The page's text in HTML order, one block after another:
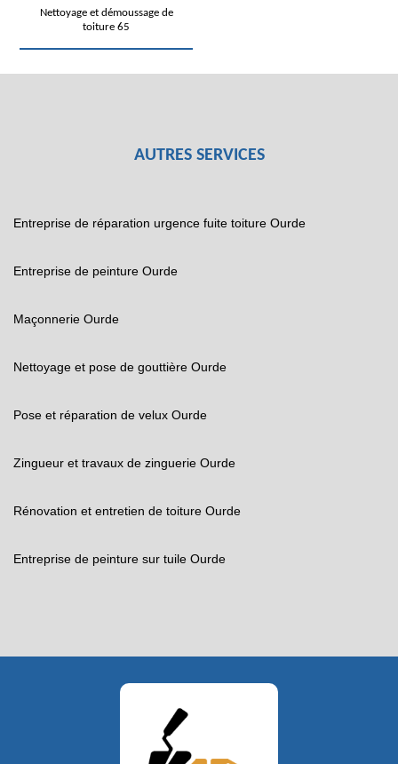
Nettoyage et démoussage de
toiture 65
AUTRES SERVICES
Entreprise de réparation urgence fuite toiture Ourde
Entreprise de peinture Ourde
Maçonnerie Ourde
Nettoyage et pose de gouttière Ourde
Pose et réparation de velux Ourde
Zingueur et travaux de zinguerie Ourde
Rénovation et entretien de toiture Ourde
Entreprise de peinture sur tuile Ourde